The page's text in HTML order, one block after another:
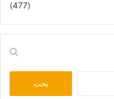
(477)